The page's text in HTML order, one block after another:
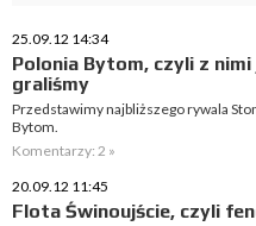
25.09.12 14:34
Polonia Bytom, czyli z
graliśmy
Przedstawimy najbliższego rywala
Bytom.
Komentarzy: 2 »
20.09.12 11:45
Flota Świnoujście, czyli